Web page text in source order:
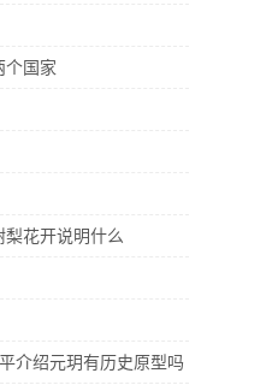
个国家
花开说明什么
介绍元玥有历史原型吗